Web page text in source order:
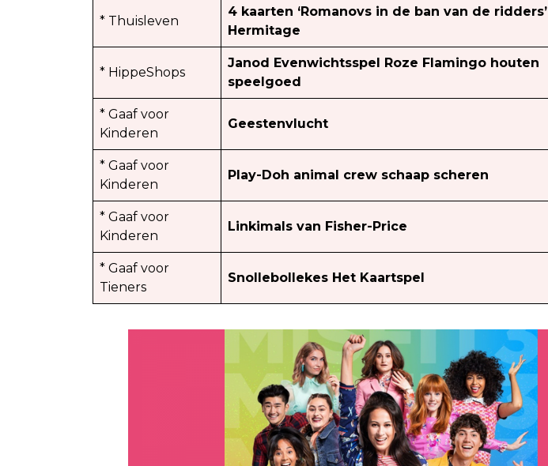
* Thuisleven
4 kaarten ‘Romanovs in de ban van de ridders’
Hermitage
* HippeShops
Janod Evenwichtsspel Roze Flamingo houten
speelgoed
* Gaaf voor
Kinderen
Geestenvlucht
* Gaaf voor
Kinderen
Play-Doh animal crew schaap scheren
* Gaaf voor
Kinderen
Linkimals van Fisher-Price
* Gaaf voor
Tieners
Snollebollekes Het Kaartspel